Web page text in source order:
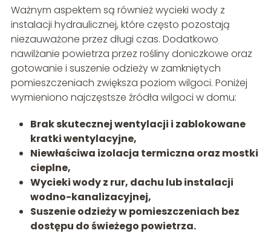
Ważnym aspektem są również wycieki wody z
instalacji hydraulicznej, które często pozostają
niezauważone przez długi czas. Dodatkowo
nawilżanie powietrza przez rośliny doniczkowe oraz
gotowanie i suszenie odzieży w zamkniętych
pomieszczeniach zwiększa poziom wilgoci. Poniżej
wymieniono najczęstsze źródła wilgoci w domu:
Brak skutecznej wentylacji i zablokowane
kratki wentylacyjne,
Niewłaściwa izolacja termiczna oraz mostki
cieplne,
Wycieki wody z rur, dachu lub instalacji
wodno-kanalizacyjnej,
Suszenie odzieży w pomieszczeniach bez
dostępu do świeżego powietrza.